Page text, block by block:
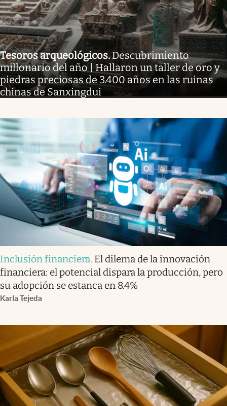
Tesoros arqueológicos.Descubrimiento
millonario del año | Hallaron un taller de oro y
piedras preciosas de 3.400 años en las ruinas
chinas de Sanxingdui
Inclusión financiera. El dilema de la innovación
financiera: el potencial dispara la producción, pero
su adopción se estanca en 8.4%
Karla Tejeda